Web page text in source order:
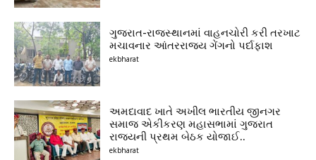
ગુજરાત-રાજસ્થાનમાં વાહનચોરી કરી તરખાટ
મચાવનાર આંતરરાજ્ય ગેંગનો પર્દાફાશ
ekbharat
અમદાવાદ ખાતે અખીલ ભારતીય જીનગર
સમાજ એકીકરણ મહાસભામાં ગુજરાત
રાજ્યની પ્રથમ બેઠક યોજાઈ..
ekbharat